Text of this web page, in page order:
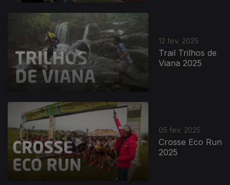
12 fev. 2025
Trail Trilhos de
Viana 2025
05 fev. 2025
Crosse Eco Run
2025